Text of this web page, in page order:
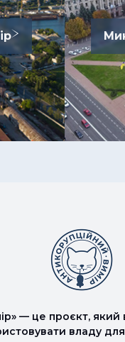
— це проєкт, який
владу